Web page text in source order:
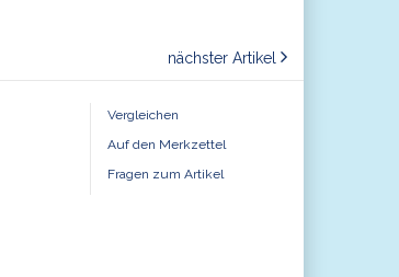
nächster Artikel
Vergleichen
Auf den Merkzettel
Fragen zum Artikel